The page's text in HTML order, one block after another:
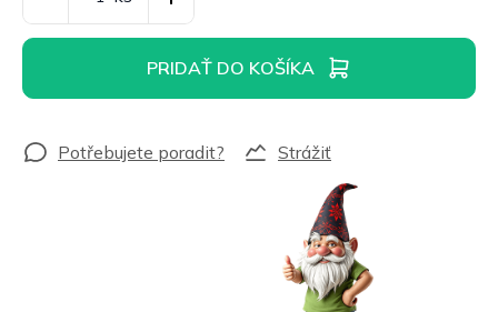
PRIDAŤ DO KOŠÍKA
Strážiť